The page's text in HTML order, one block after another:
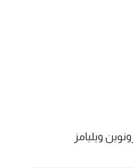
ويليامز